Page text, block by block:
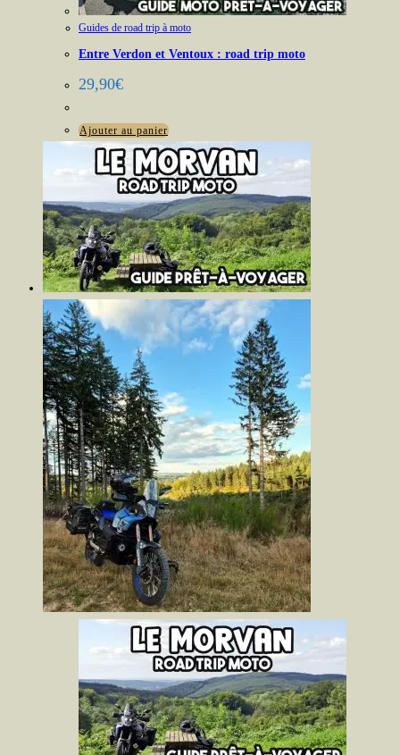
Guides de road trip à moto
Entre Verdon et Ventoux : road trip moto
29,90€
Ajouter au panier